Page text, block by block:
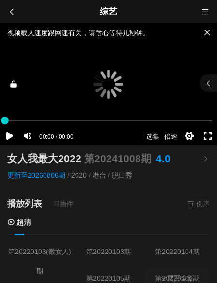
综艺
视频载入速度跟网速有关，请耐心等待几秒钟。
如果无法播放请重新刷新页面，或者切换线路。
女人我最大2022 第20241008期 4.0
更新至20260806期 / 2020 / 港台 / 脱口秀
播放列表
- 无需安装任何插件 倒序
超清
第20220103(微女人)
期
第20220103期 第20220104期
第20220105期 第20220106期
展开全部